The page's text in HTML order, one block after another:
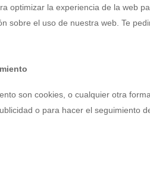
optimizar la experiencia de la web
sobre el uso de nuestra web. Te
son cookies, o cualquier otra
o para hacer el seguimiento